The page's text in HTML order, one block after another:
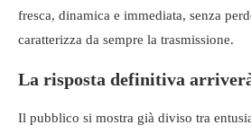
fresca, dinamica e immediata, senza
caratterizza da sempre la trasmissione.
La risposta definitiva
Il pubblico si mostra già diviso tra